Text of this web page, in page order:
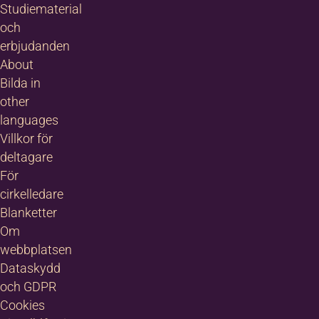
verktyg
eller
are voice
vid
på
och
Studiematerial
och
erbjudanden
About
Bilda in
other
languages
Villkor för
deltagare
För
cirkelledare
Blanketter
Om
webbplatsen
Dataskydd
och GDPR
Cookies